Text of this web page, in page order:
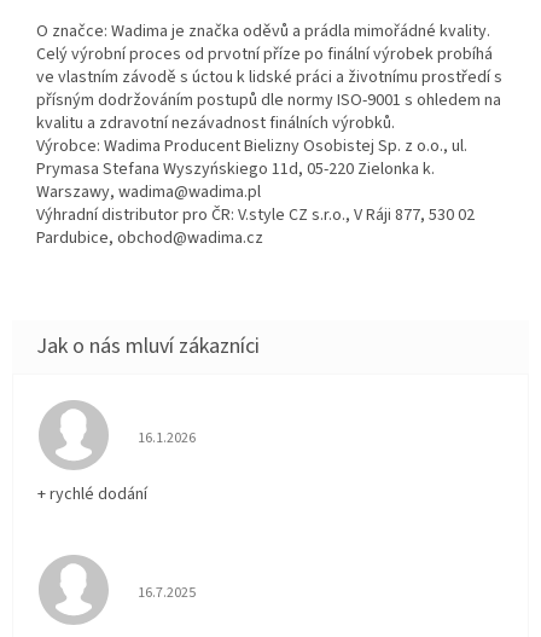
O značce: Wadima je značka oděvů a prádla mimořádné kvality.
Celý výrobní proces od prvotní příze po finální výrobek probíhá
ve vlastním závodě s úctou k lidské práci a životnímu prostředí s
přísným dodržováním postupů dle normy ISO-9001 s ohledem na
kvalitu a zdravotní nezávadnost finálních výrobků.
Výrobce: Wadima Producent Bielizny Osobistej Sp. z o.o., ul.
Prymasa Stefana Wyszyńskiego 11d, 05-220 Zielonka k.
Warszawy, wadima@wadima.pl
Výhradní distributor pro ČR: V.style CZ s.r.o., V Ráji 877, 530 02
Pardubice, obchod@wadima.cz
Hodnocení obchodu je 5 z 5 hvězdiček.
16.1.2026
+ rychlé dodání
Hodnocení obchodu je 5 z 5 hvězdiček.
16.7.2025